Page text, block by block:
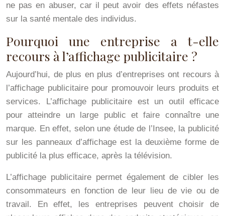
ne pas en abuser, car il peut avoir des effets néfastes
sur la santé mentale des individus.
Pourquoi une entreprise a t-elle
recours à l’affichage publicitaire ?
Aujourd’hui, de plus en plus d’entreprises ont recours à
l’affichage publicitaire pour promouvoir leurs produits et
services. L’affichage publicitaire est un outil efficace
pour atteindre un large public et faire connaître une
marque. En effet, selon une étude de l’Insee, la publicité
sur les panneaux d’affichage est la deuxième forme de
publicité la plus efficace, après la télévision.
L’affichage publicitaire permet également de cibler les
consommateurs en fonction de leur lieu de vie ou de
travail. En effet, les entreprises peuvent choisir de